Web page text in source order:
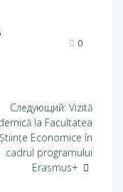
0
Следующий: Vizită
la Facultatea
Economice în
cadrul programului
Erasmus+